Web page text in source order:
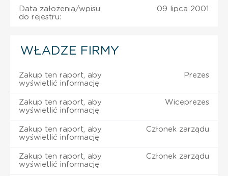
Data założenia/wpisu
do rejestru:
09 lipca 2001
WŁADZE FIRMY
Zakup ten raport, aby
wyświetlić informację
Prezes
Zakup ten raport, aby
wyświetlić informację
Wiceprezes
Zakup ten raport, aby
wyświetlić informację
Członek zarządu
Zakup ten raport, aby
wyświetlić informację
Członek zarządu